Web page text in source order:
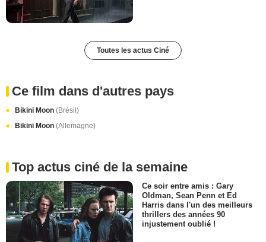
Toutes les actus Ciné
Ce film dans d'autres pays
Bikini Moon (Brésil)
Bikini Moon (Allemagne)
Top actus ciné de la semaine
Ce soir entre amis : Gary
Oldman, Sean Penn et Ed
Harris dans l'un des meilleurs
thrillers des années 90
injustement oublié !